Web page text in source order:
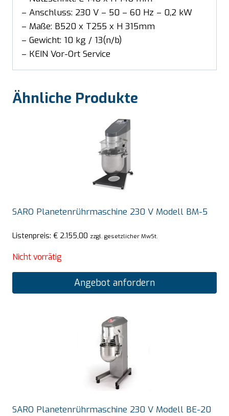
– Anschluss: 230 V – 50 – 60 Hz – 0,2 kW
– Maße: B520 x T255 x H 315mm
– Gewicht: 10 kg / 13(n/b)
– KEIN Vor-Ort Service
Ähnliche Produkte
SARO Planetenrührmaschine 230 V Modell BM-5
Listenpreis: € 2.155,00 zzgl. gesetzlicher MwSt.
Nicht vorrätig
Angebot anfordern
SARO Planetenrührmaschine 230 V Modell BE-20